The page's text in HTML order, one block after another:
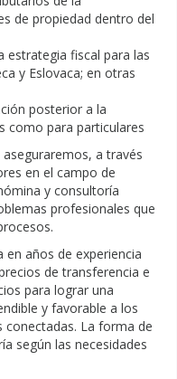
de propiedad dentro del
estrategia fiscal para las
y Eslovaca; en otras
posterior a la
como para particulares
a través
en el campo de
y consultoría
profesionales que
en años de experiencia
de transferencia e
para lograr una
y favorable a los
La forma de
según las necesidades